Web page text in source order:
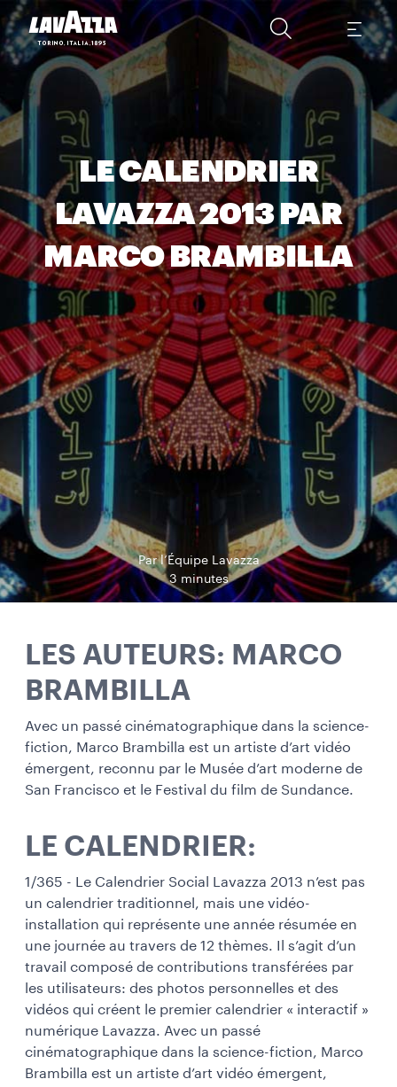
LE CALENDRIER
LAVAZZA 2013 PAR
MARCO BRAMBILLA
Par l’Équipe Lavazza
3 minutes
LES AUTEURS: MARCO
BRAMBILLA
Avec un passé cinématographique dans la science-
fiction, Marco Brambilla est un artiste d’art vidéo
émergent, reconnu par le Musée d’art moderne de
San Francisco et le Festival du film de Sundance.
LE CALENDRIER:
1/365 - Le Calendrier Social Lavazza 2013 n’est pas
un calendrier traditionnel, mais une vidéo-
installation qui représente une année résumée en
une journée au travers de 12 thèmes. Il s’agit d’un
travail composé de contributions transférées par
les utilisateurs: des photos personnelles et des
vidéos qui créent le premier calendrier « interactif »
numérique Lavazza. Avec un passé
cinématographique dans la science-fiction, Marco
Brambilla est un artiste d’art vidéo émergent,